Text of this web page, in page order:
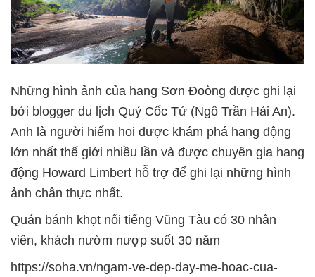
Những hình ảnh của hang Sơn Đoòng được ghi lại
bởi blogger du lịch Quỷ Cốc Tử (Ngô Trần Hải An).
Anh là người hiếm hoi được khám phá hang động
lớn nhất thế giới nhiều lần và được chuyên gia hang
động Howard Limbert hỗ trợ để ghi lại những hình
ảnh chân thực nhất.
Quán bánh khọt nổi tiếng Vũng Tàu có 30 nhân
viên, khách nườm nượp suốt 30 năm
https://soha.vn/ngam-ve-dep-day-me-hoac-cua-